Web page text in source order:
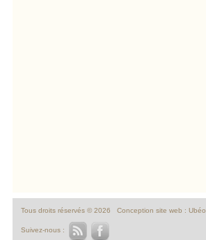
Tous droits réservés © 2026Conception site web : Ubéo
Suivez-nous :